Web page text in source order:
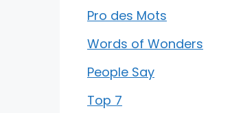
Pro des Mots
Words of Wonders
People Say
Top 7